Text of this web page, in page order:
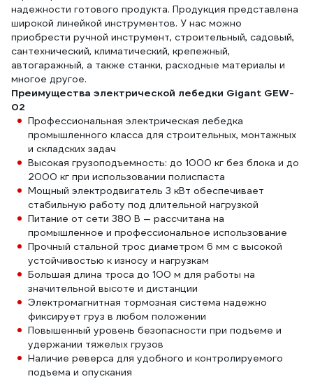
надежности готового продукта. Продукция представлена
широкой линейкой инструментов. У нас можно
приобрести ручной инструмент, строительный, садовый,
сантехнический, климатический, крепежный,
автогаражный, а также станки, расходные материалы и
многое другое.
Преимущества электрической лебедки Gigant GEW-
02
Профессиональная электрическая лебедка
промышленного класса для строительных, монтажных
и складских задач
Высокая грузоподъемность: до 1000 кг без блока и до
2000 кг при использовании полиспаста
Мощный электродвигатель 3 кВт обеспечивает
стабильную работу под длительной нагрузкой
Питание от сети 380 В — рассчитана на
промышленное и профессиональное использование
Прочный стальной трос диаметром 6 мм с высокой
устойчивостью к износу и нагрузкам
Большая длина троса до 100 м для работы на
значительной высоте и дистанции
Электромагнитная тормозная система надежно
фиксирует груз в любом положении
Повышенный уровень безопасности при подъеме и
удержании тяжелых грузов
Наличие реверса для удобного и контролируемого
подъема и опускания